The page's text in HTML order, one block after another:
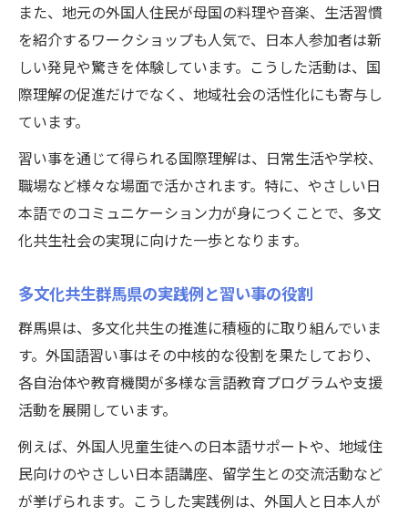
また、地元の外国人住民が母国の料理や音楽、生活習慣
を紹介するワークショップも人気で、日本人参加者は新
しい発見や驚きを体験しています。こうした活動は、国
際理解の促進だけでなく、地域社会の活性化にも寄与し
ています。
習い事を通じて得られる国際理解は、日常生活や学校、
職場など様々な場面で活かされます。特に、やさしい日
本語でのコミュニケーション力が身につくことで、多文
化共生社会の実現に向けた一歩となります。
多文化共生群馬県の実践例と習い事の役割
群馬県は、多文化共生の推進に積極的に取り組んでいま
す。外国語習い事はその中核的な役割を果たしており、
各自治体や教育機関が多様な言語教育プログラムや支援
活動を展開しています。
例えば、外国人児童生徒への日本語サポートや、地域住
民向けのやさしい日本語講座、留学生との交流活動など
が挙げられます。こうした実践例は、外国人と日本人が